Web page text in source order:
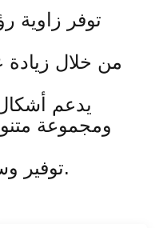
ومجموعة
4.توفير وسائل اتصال أكثر تنوعًا.